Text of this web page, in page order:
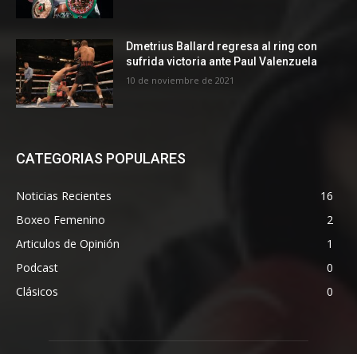
Dmetrius Ballard regresa al ring con
sufrida victoria ante Paul Valenzuela
10 de noviembre de 2021
CATEGORIAS POPULARES
Noticias Recientes
16
Boxeo Femenino
2
Articulos de Opinión
1
Podcast
0
Clásicos
0